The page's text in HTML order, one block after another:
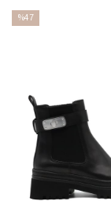
%47